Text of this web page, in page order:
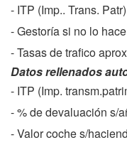
- ITP (Imp.. Trans.
- Gestoría si no lo
-Tasas de trafico
Datos rellenados
- ITP (Imp.
- % de devaluación s/
- Valor coche s/